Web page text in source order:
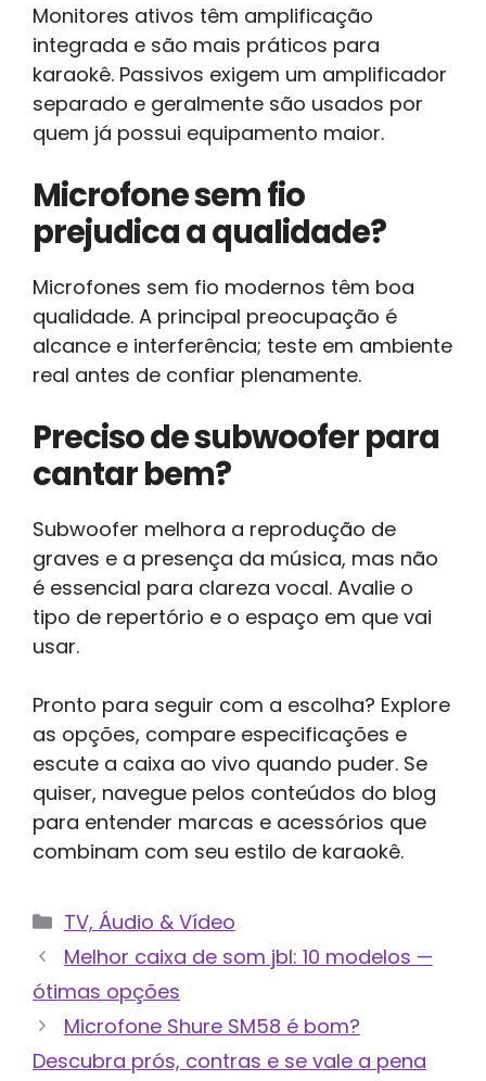
Monitores ativos têm amplificação
integrada e são mais práticos para
karaokê. Passivos exigem um amplificador
separado e geralmente são usados por
quem já possui equipamento maior.
Microfone sem fio
prejudica a qualidade?
Microfones sem fio modernos têm boa
qualidade. A principal preocupação é
alcance e interferência; teste em ambiente
real antes de confiar plenamente.
Preciso de subwoofer para
cantar bem?
Subwoofer melhora a reprodução de
graves e a presença da música, mas não
é essencial para clareza vocal. Avalie o
tipo de repertório e o espaço em que vai
usar.
Pronto para seguir com a escolha? Explore
as opções, compare especificações e
escute a caixa ao vivo quando puder. Se
quiser, navegue pelos conteúdos do blog
para entender marcas e acessórios que
combinam com seu estilo de karaokê.
Categorias
TV, Áudio & Vídeo
Melhor caixa de som jbl: 10 modelos —
ótimas opções
Microfone Shure SM58 é bom?
Descubra prós, contras e se vale a pena